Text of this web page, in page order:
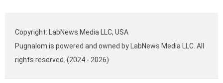
Copyright: LabNews Media LLC, USA
Pugnalom is powered and owned by LabNews Media LLC. All
rights reserved. (2024 - 2026)